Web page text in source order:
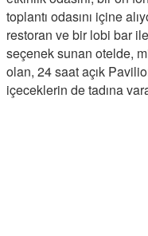
toplantı odasını içine
restoran ve bir lobi bar
seçenek sunan otelde,
olan, 24 saat açık
içeceklerin de tadına